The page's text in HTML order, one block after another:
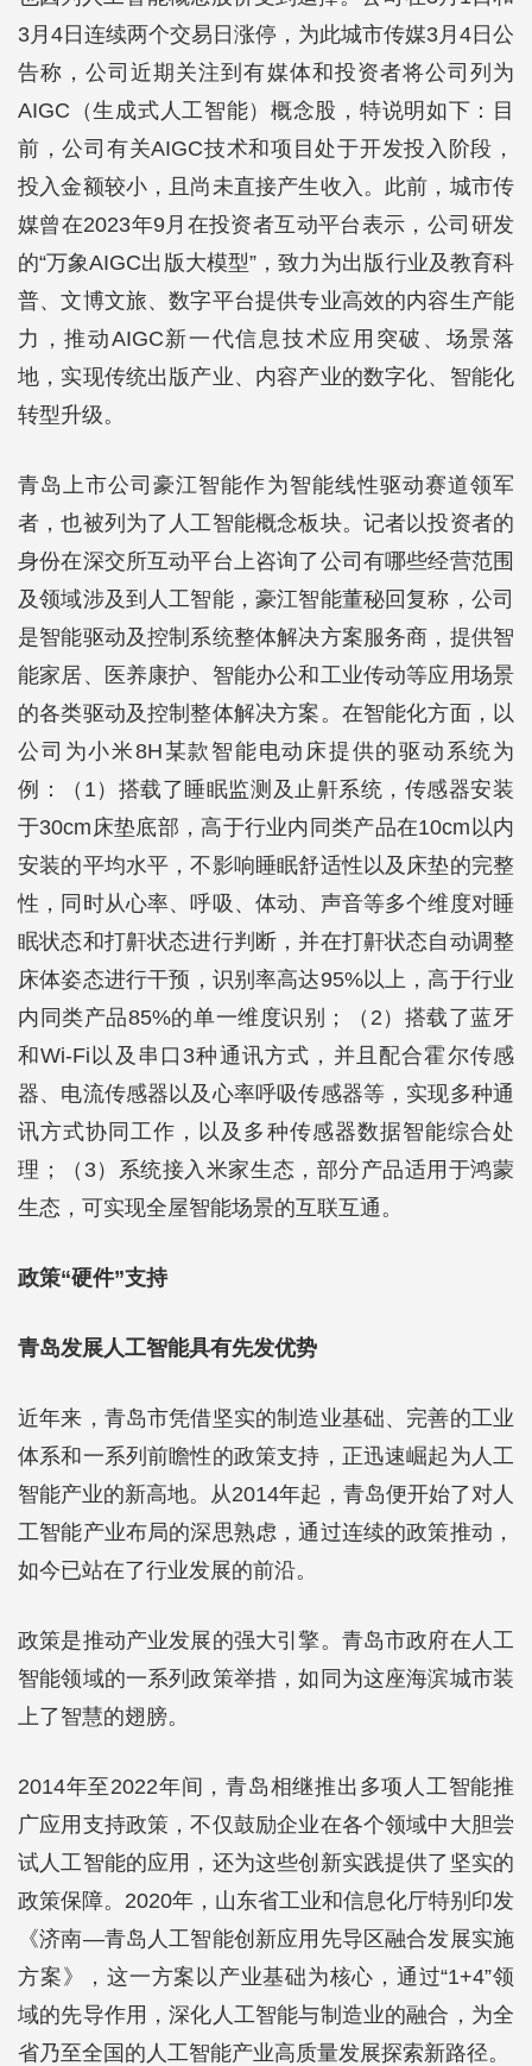
3月4日连续两个交易日涨停，为此城市传媒3月4日公
告称，公司近期关注到有媒体和投资者将公司列为
AIGC（生成式人工智能）概念股，特说明如下：目
前，公司有关AIGC技术和项目处于开发投入阶段，
投入金额较小，且尚未直接产生收入。此前，城市传
媒曾在2023年9月在投资者互动平台表示，公司研发
的“万象AIGC出版大模型”，致力为出版行业及教育科
普、文博文旅、数字平台提供专业高效的内容生产能
力，推动AIGC新一代信息技术应用突破、场景落
地，实现传统出版产业、内容产业的数字化、智能化
转型升级。
青岛上市公司豪江智能作为智能线性驱动赛道领军
者，也被列为了人工智能概念板块。记者以投资者的
身份在深交所互动平台上咨询了公司有哪些经营范围
及领域涉及到人工智能，豪江智能董秘回复称，公司
是智能驱动及控制系统整体解决方案服务商，提供智
能家居、医养康护、智能办公和工业传动等应用场景
的各类驱动及控制整体解决方案。在智能化方面，以
公司为小米8H某款智能电动床提供的驱动系统为
例：（1）搭载了睡眠监测及止鼾系统，传感器安装
于30cm床垫底部，高于行业内同类产品在10cm以内
安装的平均水平，不影响睡眠舒适性以及床垫的完整
性，同时从心率、呼吸、体动、声音等多个维度对睡
眠状态和打鼾状态进行判断，并在打鼾状态自动调整
床体姿态进行干预，识别率高达95%以上，高于行业
内同类产品85%的单一维度识别；（2）搭载了蓝牙
和Wi-Fi以及串口3种通讯方式，并且配合霍尔传感
器、电流传感器以及心率呼吸传感器等，实现多种通
讯方式协同工作，以及多种传感器数据智能综合处
理；（3）系统接入米家生态，部分产品适用于鸿蒙
生态，可实现全屋智能场景的互联互通。
政策“硬件”支持
青岛发展人工智能具有先发优势
近年来，青岛市凭借坚实的制造业基础、完善的工业
体系和一系列前瞻性的政策支持，正迅速崛起为人工
智能产业的新高地。从2014年起，青岛便开始了对人
工智能产业布局的深思熟虑，通过连续的政策推动，
如今已站在了行业发展的前沿。
政策是推动产业发展的强大引擎。青岛市政府在人工
智能领域的一系列政策举措，如同为这座海滨城市装
上了智慧的翅膀。
2014年至2022年间，青岛相继推出多项人工智能推
广应用支持政策，不仅鼓励企业在各个领域中大胆尝
试人工智能的应用，还为这些创新实践提供了坚实的
政策保障。2020年，山东省工业和信息化厅特别印发
《济南—青岛人工智能创新应用先导区融合发展实施
方案》，这一方案以产业基础为核心，通过“1+4”领
域的先导作用，深化人工智能与制造业的融合，为全
省乃至全国的人工智能产业高质量发展探索新路径。